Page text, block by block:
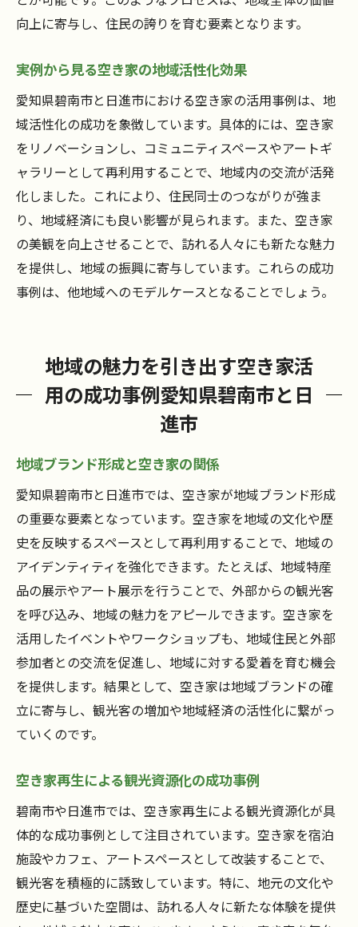
向上に寄与し、住民の誇りを育む要素となります。
実例から見る空き家の地域活性化効果
愛知県碧南市と日進市における空き家の活用事例は、地
域活性化の成功を象徴しています。具体的には、空き家
をリノベーションし、コミュニティスペースやアートギ
ャラリーとして再利用することで、地域内の交流が活発
化しました。これにより、住民同士のつながりが強ま
り、地域経済にも良い影響が見られます。また、空き家
の美観を向上させることで、訪れる人々にも新たな魅力
を提供し、地域の振興に寄与しています。これらの成功
事例は、他地域へのモデルケースとなることでしょう。
地域の魅力を引き出す空き家活
用の成功事例愛知県碧南市と日
進市
地域ブランド形成と空き家の関係
愛知県碧南市と日進市では、空き家が地域ブランド形成
の重要な要素となっています。空き家を地域の文化や歴
史を反映するスペースとして再利用することで、地域の
アイデンティティを強化できます。たとえば、地域特産
品の展示やアート展示を行うことで、外部からの観光客
を呼び込み、地域の魅力をアピールできます。空き家を
活用したイベントやワークショップも、地域住民と外部
参加者との交流を促進し、地域に対する愛着を育む機会
を提供します。結果として、空き家は地域ブランドの確
立に寄与し、観光客の増加や地域経済の活性化に繋がっ
ていくのです。
空き家再生による観光資源化の成功事例
碧南市や日進市では、空き家再生による観光資源化が具
体的な成功事例として注目されています。空き家を宿泊
施設やカフェ、アートスペースとして改装することで、
観光客を積極的に誘致しています。特に、地元の文化や
歴史に基づいた空間は、訪れる人々に新たな体験を提供